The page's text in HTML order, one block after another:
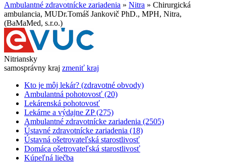
Ambulantné zdravotnícke zariadenia » Nitra » Chirurgická
ambulancia, MUDr.Tomáš Jankovič PhD., MPH, Nitra,
(BaMaMed, s.r.o.)
Nitriansky
samosprávny kraj zmeniť kraj
Kto je môj lekár? (zdravotné obvody)
Ambulantná pohotovosť (20)
Lekárenská pohotovosť
Lekárne a výdajne ZP (275)
Ambulantné zdravotnícke zariadenia (2505)
Ústavné zdravotnícke zariadenia (18)
Ústavná ošetrovateľská starostlivosť
Domáca ošetrovateľská starostlivosť
Kúpeľná liečba